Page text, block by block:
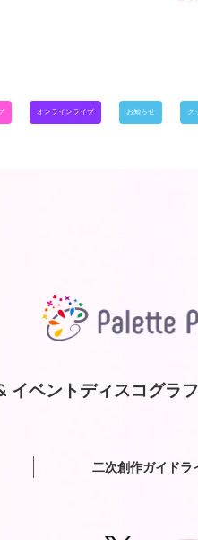
オンラインライブ お知らせ グ
イベントディスコグラ
二次創作ガイドラ